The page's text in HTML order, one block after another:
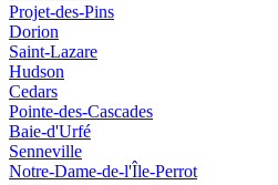
Projet-des-Pins
Dorion
Saint-Lazare
Hudson
Cedars
Pointe-des-Cascades
Baie-d'Urfé
Senneville
Notre-Dame-de-l'Île-Perrot